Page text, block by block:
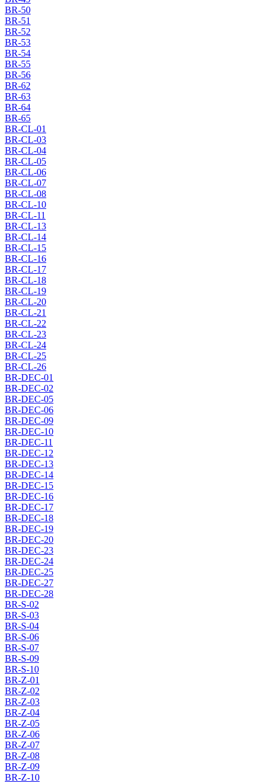
BR-50
BR-51
BR-52
BR-53
BR-54
BR-55
BR-56
BR-62
BR-63
BR-64
BR-65
BR-CL-01
BR-CL-03
BR-CL-04
BR-CL-05
BR-CL-06
BR-CL-07
BR-CL-08
BR-CL-10
BR-CL-11
BR-CL-13
BR-CL-14
BR-CL-15
BR-CL-16
BR-CL-17
BR-CL-18
BR-CL-19
BR-CL-20
BR-CL-21
BR-CL-22
BR-CL-23
BR-CL-24
BR-CL-25
BR-CL-26
BR-DEC-01
BR-DEC-02
BR-DEC-05
BR-DEC-06
BR-DEC-09
BR-DEC-10
BR-DEC-11
BR-DEC-12
BR-DEC-13
BR-DEC-14
BR-DEC-15
BR-DEC-16
BR-DEC-17
BR-DEC-18
BR-DEC-19
BR-DEC-20
BR-DEC-23
BR-DEC-24
BR-DEC-25
BR-DEC-27
BR-DEC-28
BR-S-02
BR-S-03
BR-S-04
BR-S-06
BR-S-07
BR-S-09
BR-S-10
BR-Z-01
BR-Z-02
BR-Z-03
BR-Z-04
BR-Z-05
BR-Z-06
BR-Z-07
BR-Z-08
BR-Z-09
BR-Z-10